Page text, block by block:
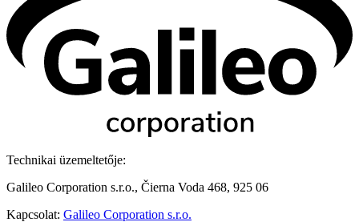
Technikai üzemeltetője:
Galileo Corporation s.r.o., Čierna Voda 468, 925 06
Kapcsolat: Galileo Corporation s.r.o.